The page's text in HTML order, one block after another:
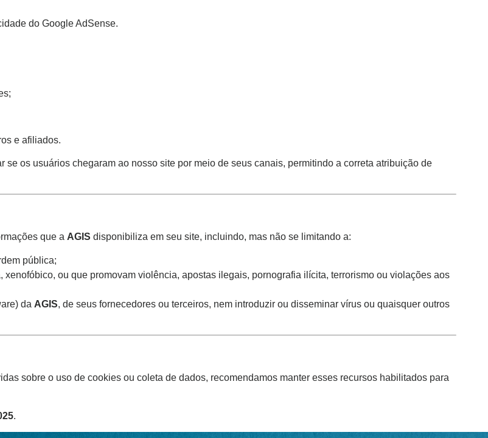
do Google AdSense.
e afiliados.
os usuários chegaram ao nosso site por meio de seus canais, permitindo a correta atribuição de
que a AGIS disponibiliza em seu site, incluindo, mas não se limitando a:
pública;
ou que promovam violência, apostas ilegais, pornografia ilícita, terrorismo ou violações aos
da AGIS, de seus fornecedores ou terceiros, nem introduzir ou disseminar vírus ou quaisquer outros
sobre o uso de cookies ou coleta de dados, recomendamos manter esses recursos habilitados para
.